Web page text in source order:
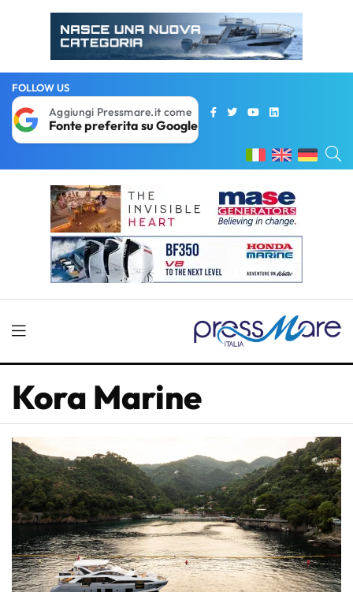
FOLLOW US
Aggiungi Pressmare.it come
Fonte preferita su Google
Kora Marine